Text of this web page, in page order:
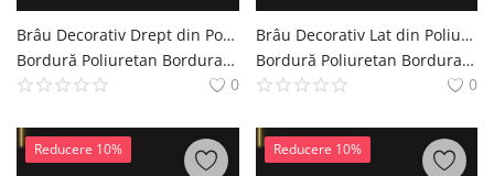
Brâu Decorativ Drept din Poliuretan 3x6 cm pentru Perete
Bordură Poliuretan Bordura Brau Decoratiuni Casa polure
0
Brâu Decorativ Lat din Poliuretan 10 cm Model Profilat
Bordură Poliuretan Bordura Brau Decoratiuni Casa polure
0
Reducere 10% Reducere 10%